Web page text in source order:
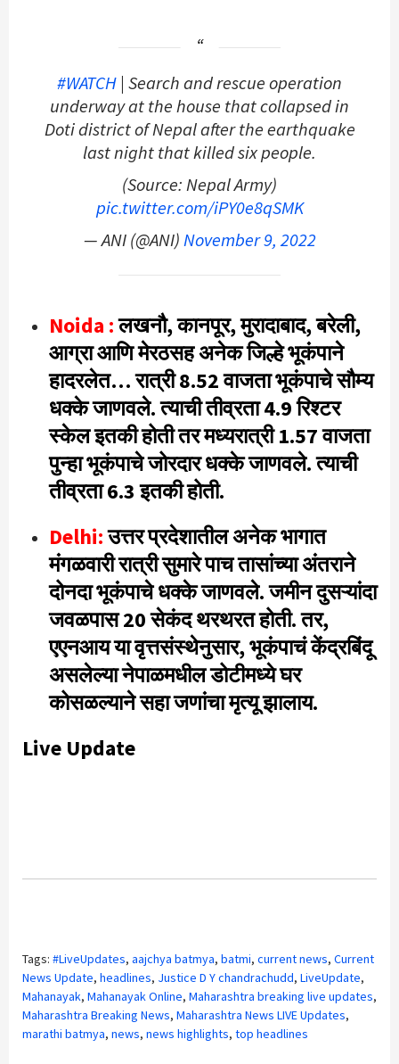
#WATCH | Search and rescue operation
underway at the house that collapsed in
Doti district of Nepal after the earthquake
last night that killed six people.
(Source: Nepal Army)
pic.twitter.com/iPY0e8qSMK
— ANI (@ANI)November 9, 2022
Noida :लखनौ, कानपूर, मुरादाबाद, बरेली,
आग्रा आणि मेरठसह अनेक जिल्हे भूकंपाने
हादरलेत… रात्री 8.52 वाजता भूकंपाचे सौम्य
धक्के जाणवले. त्याची तीव्रता 4.9 रिश्टर
स्केल इतकी होती तर मध्यरात्री 1.57 वाजता
पुन्हा भूकंपाचे जोरदार धक्के जाणवले. त्याची
तीव्रता 6.3 इतकी होती.
Delhi:उत्तर प्रदेशातील अनेक भागात
मंगळवारी रात्री सुमारे पाच तासांच्या अंतराने
दोनदा भूकंपाचे धक्के जाणवले. जमीन दुसऱ्यांदा
जवळपास 20 सेकंद थरथरत होती. तर,
एएनआय या वृत्तसंस्थेनुसार, भूकंपाचं केंद्रबिंदू
असलेल्या नेपाळमधील डोटीमध्ये घर
कोसळल्याने सहा जणांचा मृत्यू झालाय.
Live Update
Tags: #LiveUpdates, aajchya batmya, batmi, current news, Current
News Update, headlines, Justice D Y chandrachudd, LiveUpdate,
Mahanayak, Mahanayak Online, Maharashtra breaking live updates,
Maharashtra Breaking News, Maharashtra News LIVE Updates,
marathi batmya, news, news highlights, top headlines